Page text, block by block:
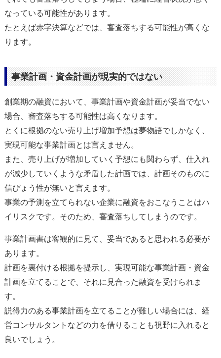
なっている可能性があります。
たとえば赤字決算などでは、審査落ちする可能性が高くな
ります。
事業計画・資金計画が現実的ではない
創業期の融資において、事業計画や資金計画が妥当でない
場合、審査落ちする可能性は高くなります。
とくに根拠のない売り上げ増加予想は夢物語でしかなく、
実現可能な事業計画とは言えません。
また、売り上げが増加していく予想にも関わらず、仕入れ
が減少していくような矛盾した計画では、計画そのものに
信ぴょう性が無いと言えます。
事業の予測を立てられない企業に融資をおこなうことはハ
イリスクです。そのため、審査落ちしてしまうのです。
事業計画書は客観的に見て、妥当であると思われる必要が
あります。
計画を裏付ける根拠を提示し、実現可能な事業計画・資金
計画を立てることで、それに見合った融資を受けられま
す。
説得力のある事業計画を立てることが難しい場合には、経
営コンサルタントなどの力を借りることも視野に入れると
良いでしょう。